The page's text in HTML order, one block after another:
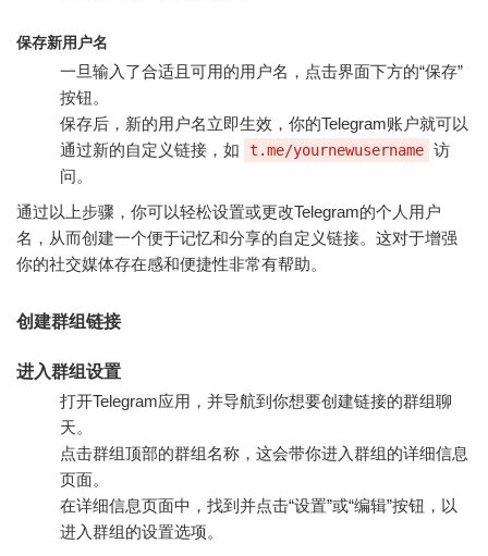
保存新用户名
一旦输入了合适且可用的用户名，点击界面下方的“保存”
按钮。
保存后，新的用户名立即生效，你的Telegram账户就可以
通过新的自定义链接，如
t.me/yournewusername 访
问。
通过以上步骤，你可以轻松设置或更改Telegram的个人用户
名，从而创建一个便于记忆和分享的自定义链接。这对于增强
你的社交媒体存在感和便捷性非常有帮助。
创建群组链接
进入群组设置
打开Telegram应用，并导航到你想要创建链接的群组聊
天。
点击群组顶部的群组名称，这会带你进入群组的详细信息
页面。
在详细信息页面中，找到并点击“设置”或“编辑”按钮，以
进入群组的设置选项。